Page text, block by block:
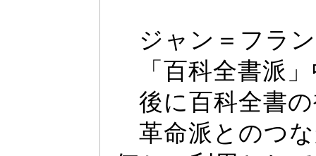
ジ ャ ン＝フラ
「百科全書派」
後に百科全書
革命派とのつ